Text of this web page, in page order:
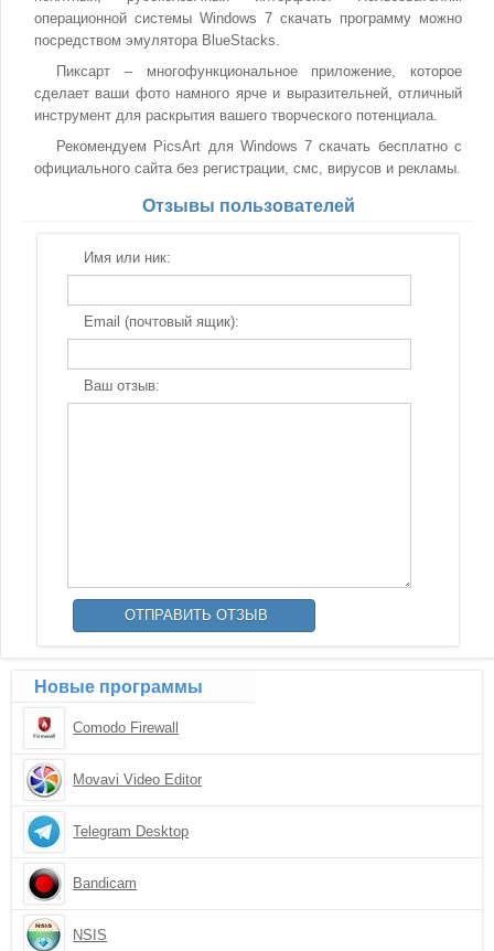
операционной системы Windows 7 скачать программу можно
посредством эмулятора BlueStacks.
Пиксарт – многофункциональное приложение, которое
сделает ваши фото намного ярче и выразительней, отличный
инструмент для раскрытия вашего творческого потенциала.
Рекомендуем PicsArt для Windows 7 скачать бесплатно с
официального сайта без регистрации, смс, вирусов и рекламы.
Отзывы пользователей
Имя или ник:
Email (почтовый ящик):
Ваш отзыв:
Новые программы
Comodo Firewall
Movavi Video Editor
Telegram Desktop
Bandicam
NSIS